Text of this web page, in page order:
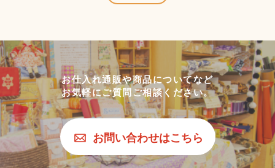
お仕入れ通販や商品についてなど
お気軽にご質問ご相談ください。
お問い合わせはこちら